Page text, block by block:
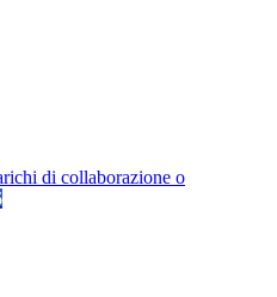
di collaborazione o